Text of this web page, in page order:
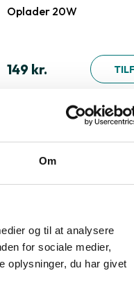
Om
og til at analysere
for sociale medier,
oplysninger, du har givet
Oplader 20W
149 kr.
(SM-